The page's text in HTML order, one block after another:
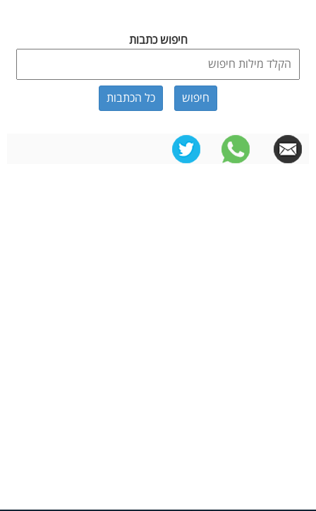
חיפוש כתבות
כל הכתבות